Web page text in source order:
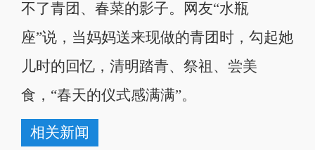
不了青团、春菜的影子。网友“水瓶
座”说，当妈妈送来现做的青团时，勾起她
儿时的回忆，清明踏青、祭祖、尝美
食，“春天的仪式感满满”。
相关新闻